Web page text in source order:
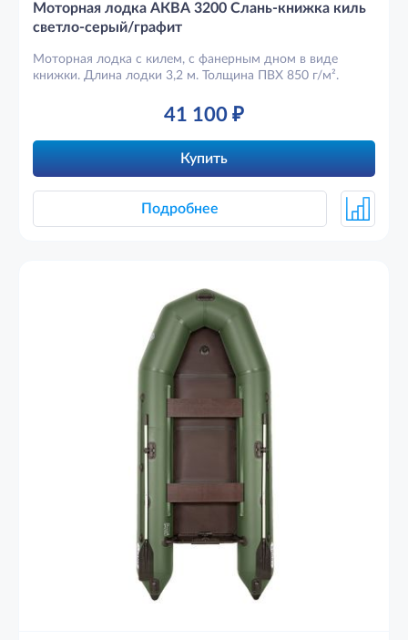
Моторная лодка АКВА 3200 Слань-книжка киль
светло-серый/графит
Моторная лодка с килем, с фанерным дном в виде
книжки. Длина лодки 3,2 м. Толщина ПВХ 850 г/м².
41 100 ₽
Купить
Подробнее